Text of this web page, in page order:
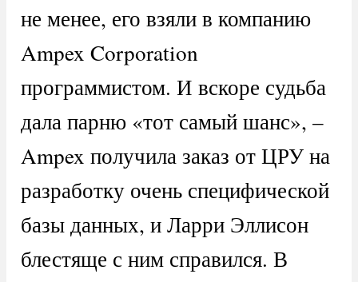
не менее, его взяли в компанию
Ampex Corporation
программистом. И вскоре судьба
дала парню «тот самый шанс», –
Ampex получила заказ от ЦРУ на
разработку очень специфической
базы данных, и Ларри Эллисон
блестяще с ним справился. В